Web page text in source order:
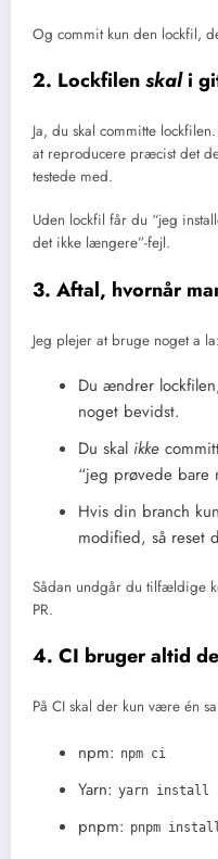
Og commit kun den lockfil,
2. Lockfilenskali
Ja, du skal committe
at reproducere præcist det
testede med.
Uden lockfil får du “jeg
det ikke længere”-fejl.
3. Aftal, hvornår
Jeg plejer at bruge noget a la:
Du ændrer
noget bevidst.
Du skal ikke
“jeg prøvede bare
Hvis din branch
modified, så reset
Sådan undgår du tilfældige
PR.
4. CI bruger altid
På CI skal der kun være én
npm: npm ci
Yarn: yarn install
pnpm: pnpm